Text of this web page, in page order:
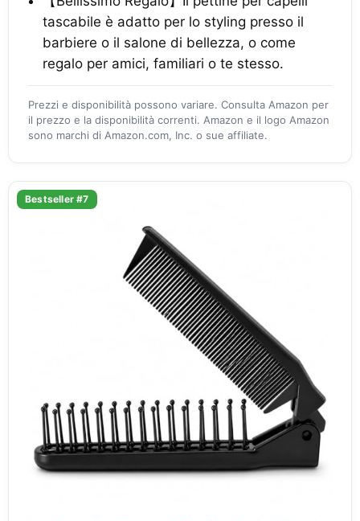
tascabile è adatto per lo styling presso il
barbiere o il salone di bellezza, o come
regalo per amici, familiari o te stesso.
Prezzi e disponibilità possono variare. Consulta Amazon per
il prezzo e la disponibilità correnti. Amazon e il logo Amazon
sono marchi di Amazon.com, Inc. o sue affiliate.
Bestseller #7